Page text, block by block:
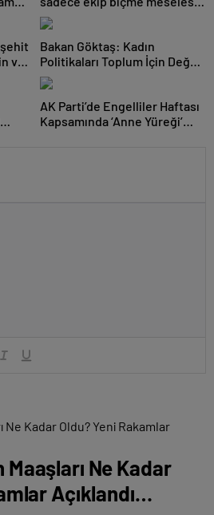
değil, aile bütçesi,
ve
Bakan Göktaş: Kadın
Politikaları Toplum İçin Değer
Üretiyor
AK Parti’de Engelliler Haftası
Kapsamında ‘Anne Yüreği’
Ne Kadar
Açıklandı…